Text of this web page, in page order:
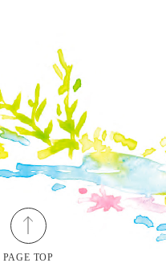
PAGE TOP